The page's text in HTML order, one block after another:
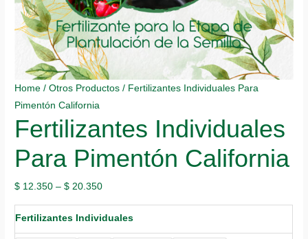
Home /Otros Productos / Fertilizantes Individuales Para
Pimentón California
Fertilizantes Individuales
Para Pimentón California
$ 12.350 –$ 20.350
Fertilizantes Individuales